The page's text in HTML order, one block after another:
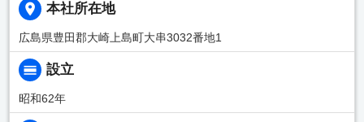
本社所在地
広島県豊田郡大崎上島町大串3032番地1
設立
昭和62年